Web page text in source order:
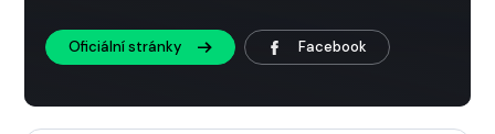
Oficiální stránky Facebook